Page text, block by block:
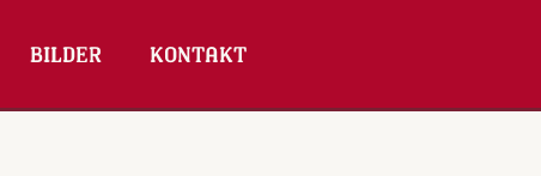
BILDER KONTAKT